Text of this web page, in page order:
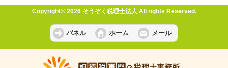
Copyright© 2026 そうぞく税理士法人 All rights Reserved.
パネル ホーム メール